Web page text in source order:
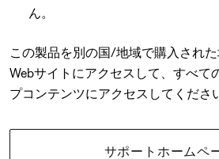
ん。
この製品を別の国/地域で購入され
Webサイトにアクセスして、すべて
プコンテンツにアクセスしてくださ
サポートホームペ